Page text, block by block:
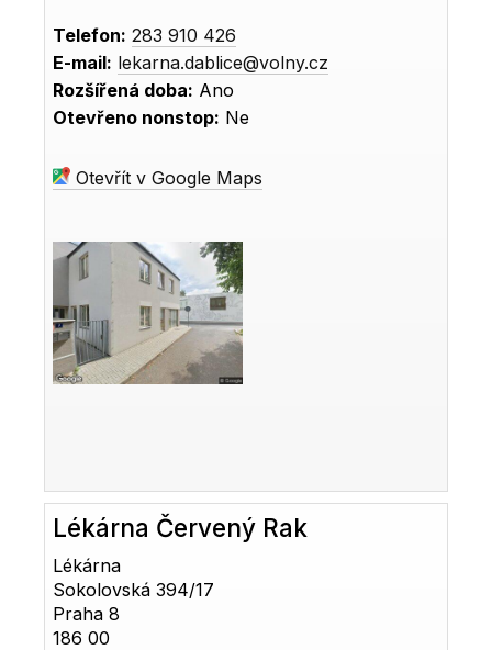
Telefon: 283 910 426
E-mail: lekarna.dablice@volny.cz
Rozšířená doba: Ano
Otevřeno nonstop: Ne
Otevřít v Google Maps
Lékárna Červený Rak
Lékárna
Sokolovská 394/17
Praha 8
186 00